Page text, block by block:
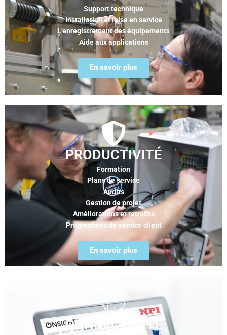
Support technique
Installation et mise en service
L’enregistrement des équipements
Aide aux applications
En savoir plus
PRODUCTIVITÉ
Formation
Plans de service
Audits
Gestion de projet
Améliorations et retrofits
Programmes de service client
En savoir plus
CONNECTIVITÉ